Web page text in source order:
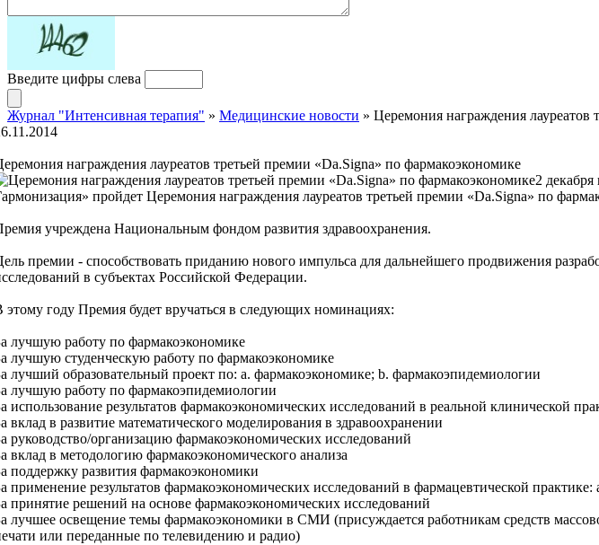
Введите цифры слева
Журнал "Интенсивная терапия" » Медицинские новости » Церемония награждения лауреатов
награждения лауреатов третьей премии «Da.Signa» по фармакоэкономике
2
пройдет Церемония награждения лауреатов третьей премии «Da.Signa» по
учреждена Национальным фондом развития здравоохранения.
премии - способствовать приданию нового импульса для дальнейшего продвижения
в субъектах Российской Федерации.
этому году Премия будет вручаться в следующих номинациях:
лучшую работу по фармакоэкономике
лучшую студенческую работу по фармакоэкономике
лучший образовательный проект по: a. фармакоэкономике; b. фармакоэпидемиологии
лучшую работу по фармакоэпидемиологии
использование результатов фармакоэкономических исследований в реальной клинической
вклад в развитие математического моделирования в здравоохранении
руководство/организацию фармакоэкономических исследований
вклад в методологию фармакоэкономического анализа
поддержку развития фармакоэкономики
применение результатов фармакоэкономических исследований в фармацевтической
принятие решений на основе фармакоэкономических исследований
лучшее освещение темы фармакоэкономики в СМИ (присуждается работникам средств
или переданные по телевидению и радио)